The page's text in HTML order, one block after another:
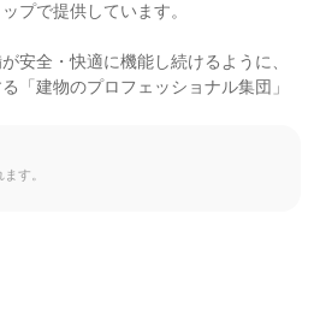
プで提供しています。
安全・快適に機能し続けるように、
「建物のプロフェッショナル集団」
す。